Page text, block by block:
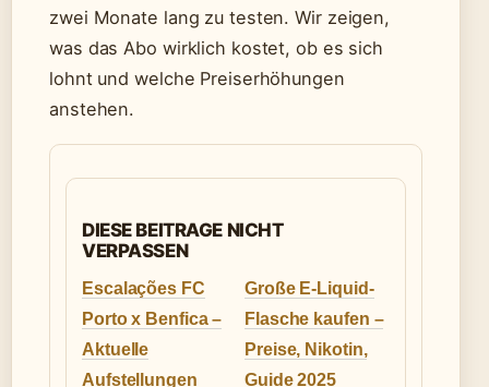
zwei Monate lang zu testen. Wir zeigen,
was das Abo wirklich kostet, ob es sich
lohnt und welche Preiserhöhungen
anstehen.
DIESE BEITRAGE NICHT
VERPASSEN
Escalações FC
Porto x Benfica –
Aktuelle
Aufstellungen
Große E-Liquid-
Flasche kaufen –
Preise, Nikotin,
Guide 2025